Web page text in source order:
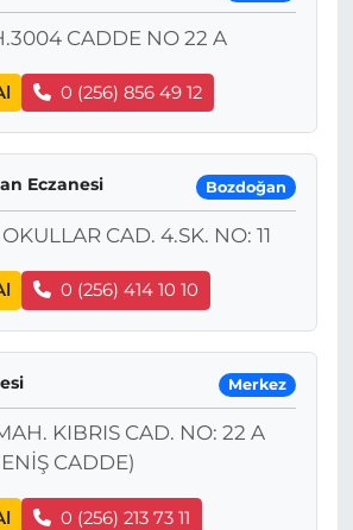
CADDE NO 22 A
0 (256) 856 49 12
Eczanesi Bozdoğan
CAD. 4.SK. NO: 11
0 (256) 414 10 10
Merkez
KIBRIS CAD. NO: 22 A
CADDE)
0 (256) 213 73 11